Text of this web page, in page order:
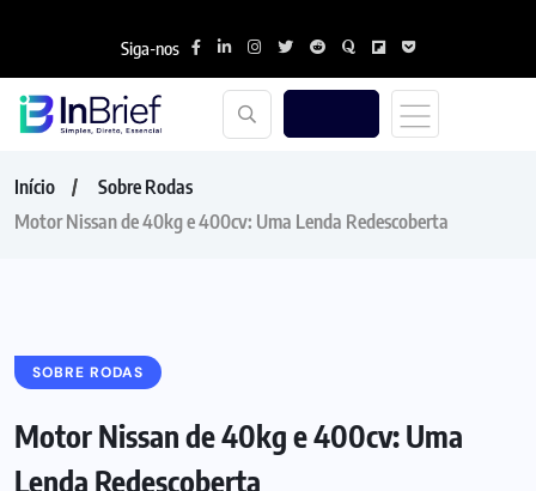
Siga-nos
Início
Sobre Rodas
Motor Nissan de 40kg e 400cv: Uma Lenda Redescoberta
SOBRE RODAS
Motor Nissan de 40kg e 400cv: Uma
Lenda Redescoberta